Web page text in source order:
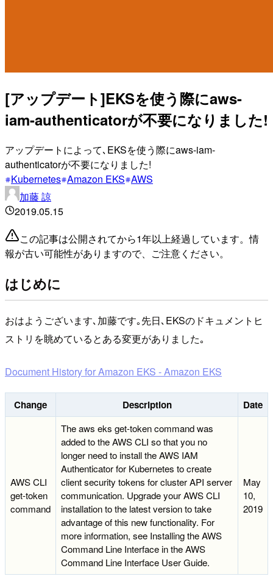
[アップデート]EKSを使う際にaws-
iam-authenticatorが不要になりました!
アップデートによって､EKSを使う際にaws-iam-
authenticatorが不要になりました!
Kubernetes Amazon EKS AWS
加藤 諒
2019.05.15
この記事は公開されてから1年以上経過しています。情
報が古い可能性がありますので、ご注意ください。
はじめに
おはようございます､加藤です｡先日､EKSのドキュメントヒ
ストリを眺めているとある変更がありました｡
Document History for Amazon EKS - Amazon EKS
Change Description Date
AWS CLI
get-token
command
The aws eks get-token command was
added to the AWS CLI so that you no
longer need to install the AWS IAM
Authenticator for Kubernetes to create
client security tokens for cluster API server
communication. Upgrade your AWS CLI
installation to the latest version to take
advantage of this new functionality. For
more information, see Installing the AWS
Command Line Interface in the AWS
Command Line Interface User Guide.
May
10,
2019